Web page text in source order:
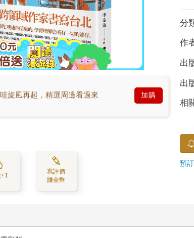
旋風再起，精選周邊看過來 加購
寫評價
賺金幣
分
作
出
出
相
預